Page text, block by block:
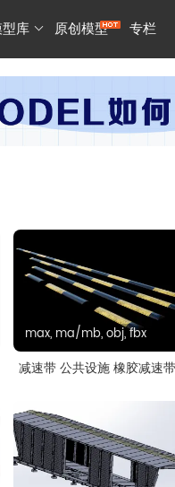
型库 原创模型 专栏
max, ma/mb, obj, fbx
减速带 公共设施 橡胶减速